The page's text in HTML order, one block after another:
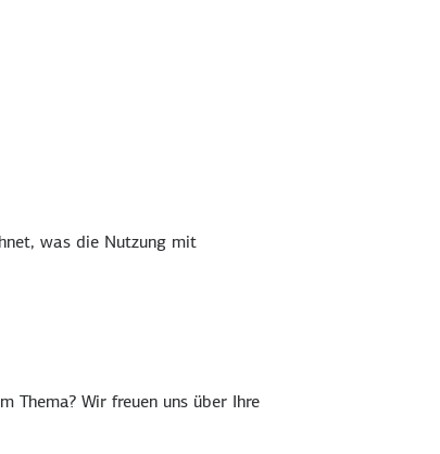
was die Nutzung mit
Thema? Wir freuen uns über Ihre